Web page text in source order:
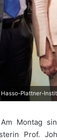
Plattner-
Montag
Prof.